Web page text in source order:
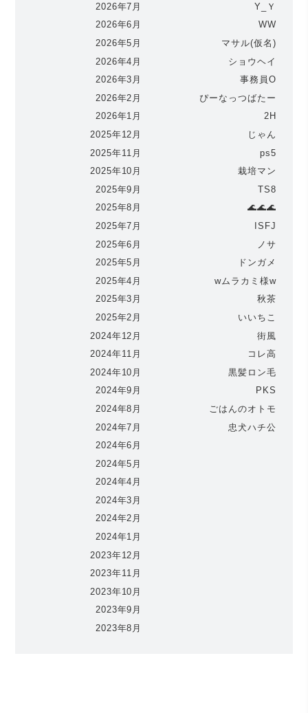
2026年7月
2026年6月
2026年5月
2026年4月
2026年3月
2026年2月
2026年1月
2025年12月
2025年11月
2025年10月
2025年9月
2025年8月
2025年7月
2025年6月
2025年5月
2025年4月
2025年3月
2025年2月
2024年12月
2024年11月
2024年10月
2024年9月
2024年8月
2024年7月
2024年6月
2024年5月
2024年4月
2024年3月
2024年2月
2024年1月
2023年12月
2023年11月
2023年10月
2023年9月
2023年8月
Y_Ｙ
WW
マサル(仮名)
ショウヘイ
事務員O
ぴーなっつばたー
2H
じゃん
ps5
栽培マン
TS8
🌊🌊🌊
ISFJ
ノサ
ドンガメ
wムラカミ様w
秋茶
いいちこ
街風
コレ高
黒髪ロン毛
PKS
ごはんのオトモ
忠犬ハチ公